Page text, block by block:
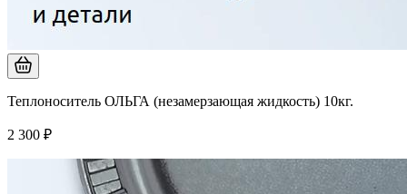
Теплоноситель ОЛЬГА (незамерзающая жидкость) 10кг.
2 300 ₽